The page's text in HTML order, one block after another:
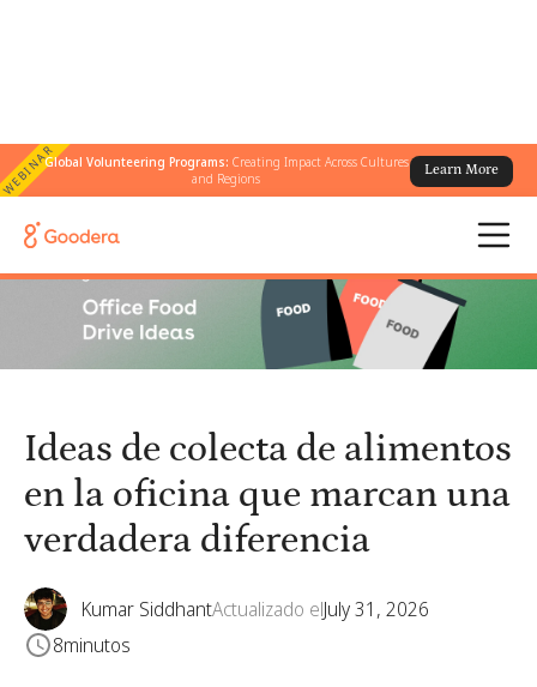
WEBINARGlobal Volunteering Programs: Creating Impact Across Cultures
and Regions
Learn More
← Todos los blogs
/
verdadera diferencia
Ideas de colecta de alimentos
en la oficina que marcan una
verdadera diferencia
Kumar SiddhantActualizado elJuly 31, 2026
8minutos